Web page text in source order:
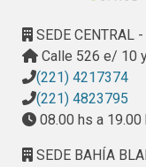
SEDE CENTRAL
Calle 526 e/ 10
(221) 4217374
(221) 4823795
08.00 hs a 19.00
SEDE BAHÍA